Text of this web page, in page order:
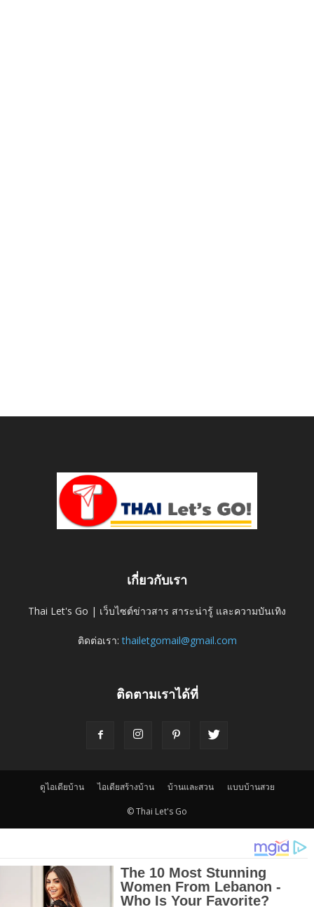
เกี่ยวกับเรา
Thai Let's Go | เว็บไซต์ข่าวสาร สาระน่ารู้ และความบันเทิง
ติดต่อเรา:thailetgomail@gmail.com
ติดตามเราได้ที่
ดูไอเดียบ้าน ไอเดียสร้างบ้าน บ้านและสวน แบบบ้านสวย
© Thai Let's Go